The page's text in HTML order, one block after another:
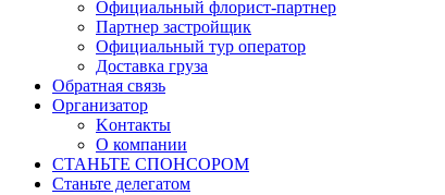
Официальный флорист-партнер
Партнер застройщик
Официальный тур оператор
Доставка груза
Обратная связь
Организатор
Kонтакты
О компании
СТАНЬТЕ СПОНСОРОМ
Станьте делегатом